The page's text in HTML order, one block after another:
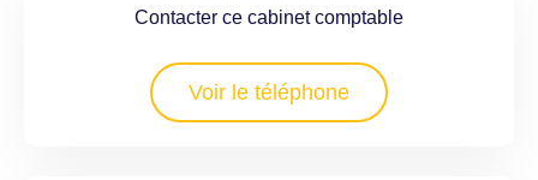
Contacter ce cabinet comptable
Voir le téléphone